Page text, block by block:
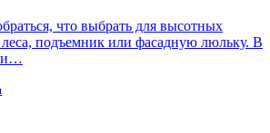
что выбрать для высотных
леса, подъемник или фасадную люльку. В